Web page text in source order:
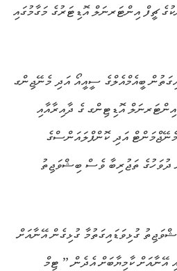
ޗީފް އިންޓަރނަލް އޮޑިޓަރުގެ މަގާމުގައި
ބީއެމްއެލްގެ ސީއީއޯ އަދި މެނޭޖިންގ
އޮޑިޓިންގ ގެ ދާއިރާއާއި
އަދި ކޮންޕްލައަންސްގެ
ވުރެ ގިނަ ދުވަހުގެ ތަޖުރިބާ ވެސް ބިޝްވަޖިތު
ގުޅިވަޑައިގަތުމާ ގުޅިގެން އޭނާއަށް
އޭނާއަށް ކާމިޔާބަށް އެދެން.” ޓިމް